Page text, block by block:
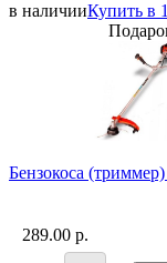
в наличииКупить в
Бензокоса
289.00 p.